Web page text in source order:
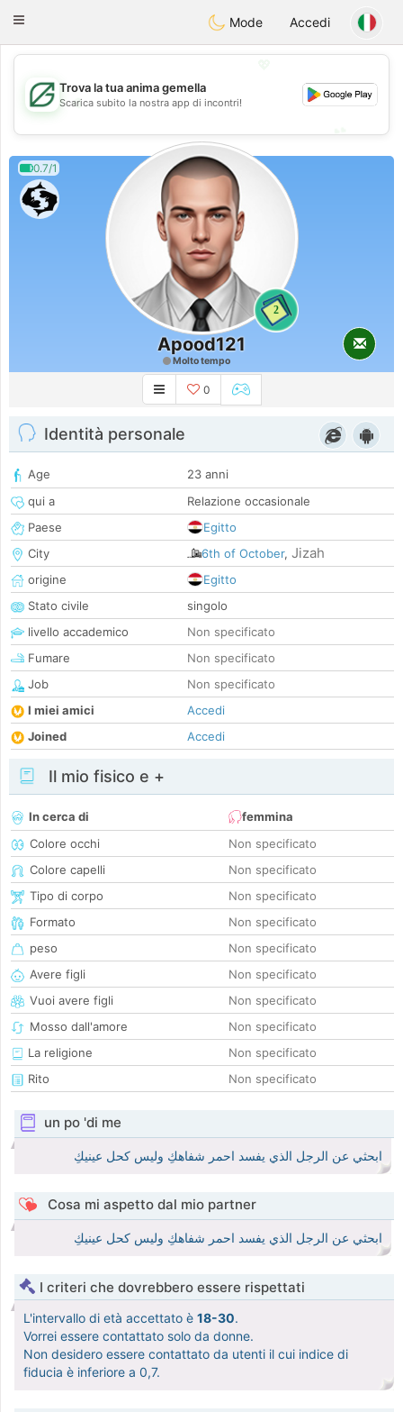
Dating
Toggle
Mode Accedi
💖
💕
Trova la tua anima gemella
Scarica subito la nostra app di incontri!
0.7/1
2
Apood121
Molto tempo
0
Identità personale
Age
23 anni
qui a
Relazione occasionale
Paese
Egitto
City
6th of October, Jizah
origine
Egitto
Stato civile
singolo
livello accademico
Non specificato
Fumare
Non specificato
Job
Non specificato
I miei amici
Accedi
Joined
Accedi
Il mio fisico e +
In cerca di
femmina
Colore occhi
Non specificato
Colore capelli
Non specificato
Tipo di corpo
Non specificato
Formato
Non specificato
peso
Non specificato
Avere figli
Non specificato
Vuoi avere figli
Non specificato
Mosso dall'amore
Non specificato
La religione
Non specificato
Rito
Non specificato
un po 'di me
ابحثي عن الرجل الذي يفسد احمر شفاهكِ وليس كحل عينيكِ
Cosa mi aspetto dal mio partner
ابحثي عن الرجل الذي يفسد احمر شفاهكِ وليس كحل عينيكِ
I criteri che dovrebbero essere rispettati
L'intervallo di età accettato è 18-30.
Vorrei essere contattato solo da donne.
Non desidero essere contattato da utenti il cui indice di
fiducia è inferiore a 0,7.